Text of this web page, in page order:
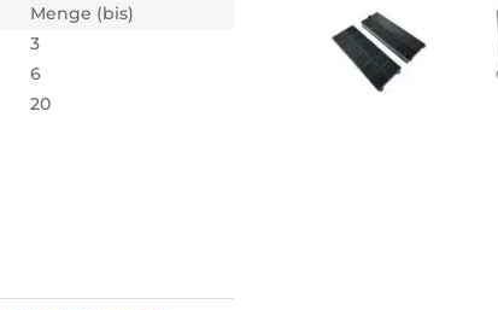
Menge (bis)
3
6
20